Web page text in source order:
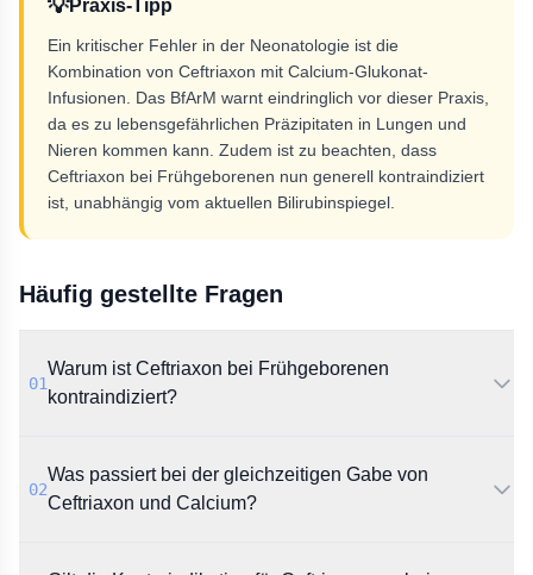
💡Praxis-Tipp
Ein kritischer Fehler in der Neonatologie ist die
Kombination von Ceftriaxon mit Calcium-Glukonat-
Infusionen. Das BfArM warnt eindringlich vor dieser Praxis,
da es zu lebensgefährlichen Präzipitaten in Lungen und
Nieren kommen kann. Zudem ist zu beachten, dass
Ceftriaxon bei Frühgeborenen nun generell kontraindiziert
ist, unabhängig vom aktuellen Bilirubinspiegel.
Häufig gestellte Fragen
01
Warum ist Ceftriaxon bei Frühgeborenen
kontraindiziert?
Eiweißbindung. Dies birgt bei Frühgeborenen die
akute Gefahr einer Bilirubin-Enzephalopathie, weshalb
02
Was passiert bei der gleichzeitigen Gabe von
Ceftriaxon und Calcium?